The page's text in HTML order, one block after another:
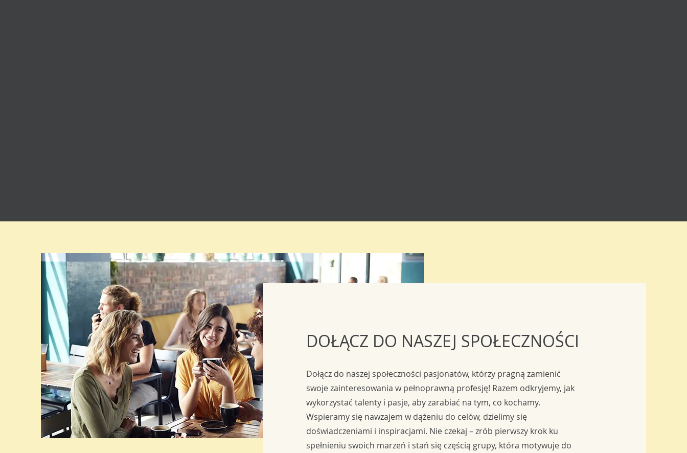
DOŁĄCZ DO NASZEJ SPOŁECZNOŚCI
Dołącz do naszej społeczności pasjonatów, którzy pragną zamienić
swoje zainteresowania w pełnoprawną profesję! Razem odkryjemy, jak
wykorzystać talenty i pasje, aby zarabiać na tym, co kochamy.
Wspieramy się nawzajem w dążeniu do celów, dzielimy się
doświadczeniami i inspiracjami. Nie czekaj – zrób pierwszy krok ku
spełnieniu swoich marzeń i stań się częścią grupy, która motywuje do